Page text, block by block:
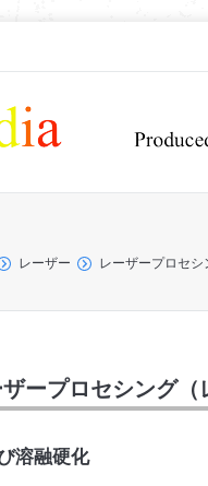
レーザー レーザープロセ
ープロセシング（
溶融硬化